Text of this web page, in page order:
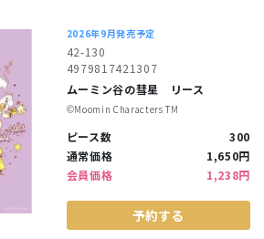
2026年9月発売予定
42-130
4979817421307
ムーミン谷の彗星 リース
©︎Moomin Characters TM
ピース数
300
通常価格
1,650円
会員価格
1,238円
予約する